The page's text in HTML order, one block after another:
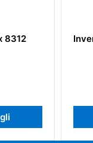
Triconex 3510